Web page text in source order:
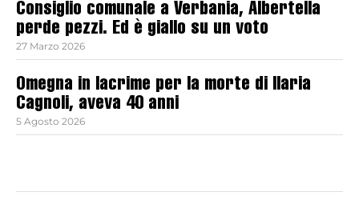
Consiglio comunale a Verbania, Albertella
perde pezzi. Ed è giallo su un voto
27 Marzo 2026
Omegna in lacrime per la morte di Ilaria
Cagnoli, aveva 40 anni
5 Agosto 2026